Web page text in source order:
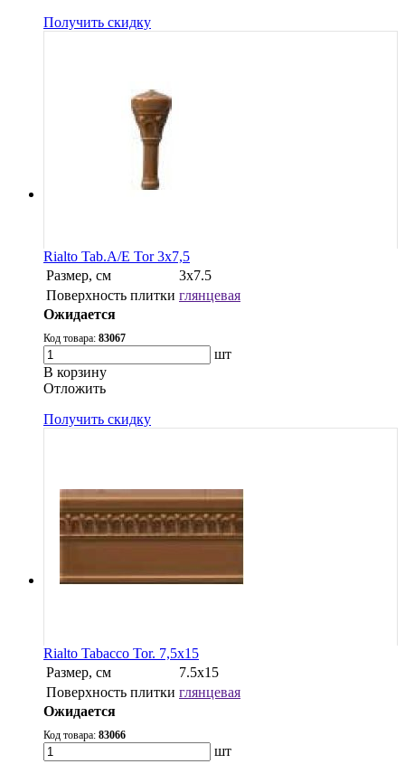
Получить скидку
Rialto Tab.A/E Tor 3x7,5
Размер, см
3х7.5
Поверхность плитки глянцевая
Ожидается
Код товара: 83067
шт
В корзину
Oтложить
Получить скидку
Rialto Tabacco Tor. 7,5x15
Размер, см
7.5x15
Поверхность плитки глянцевая
Ожидается
Код товара: 83066
шт